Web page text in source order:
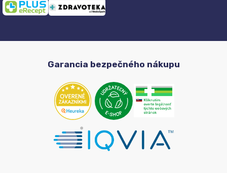
Garancia bezpečného nákupu